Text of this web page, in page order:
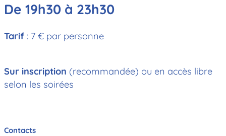
De 19h30 à 23h30
Tarif : 7 € par personne
Sur inscription (recommandée) ou en accès libre
selon les soirées
Contacts